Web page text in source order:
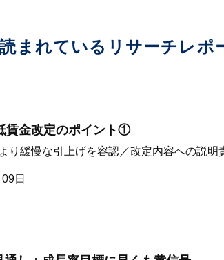
まれているリサーチレポ
賃金改定のポイント①
り緩慢な引上げを容認／改定内容への説明
日